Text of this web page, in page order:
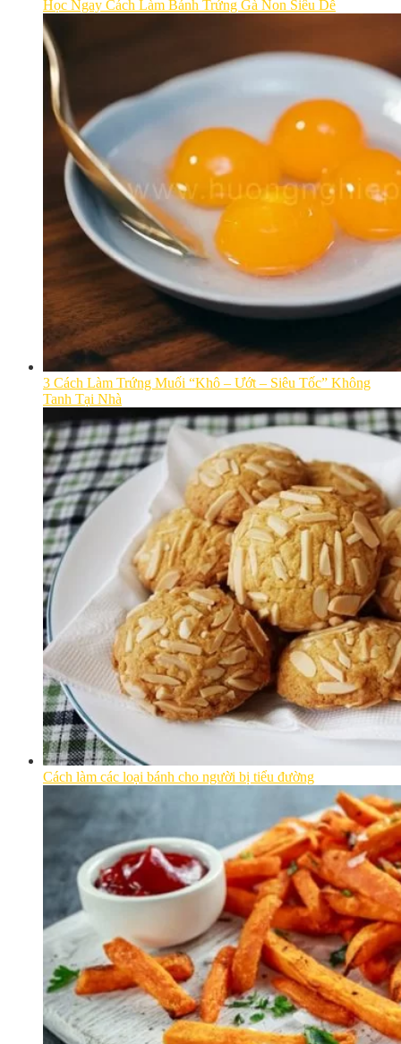
Học Ngay Cách Làm Bánh Trứng Gà Non Siêu Dễ
3 Cách Làm Trứng Muối “Khô – Ướt – Siêu Tốc” Không
Tanh Tại Nhà
Cách làm các loại bánh cho người bị tiểu đường